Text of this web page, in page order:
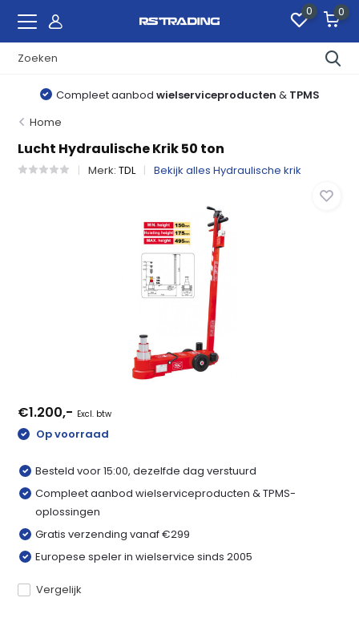
0 0
Compleet aanbod wielserviceproducten & TPMS
Home
Lucht Hydraulische Krik 50 ton
Merk:TDL Bekijk alles Hydraulische krik
€1.200,- Excl. btw
Op voorraad
Besteld voor 15:00, dezelfde dag verstuurd
Compleet aanbod wielserviceproducten & TPMS-
oplossingen
Gratis verzending vanaf €299
Europese speler in wielservice sinds 2005
Vergelijk